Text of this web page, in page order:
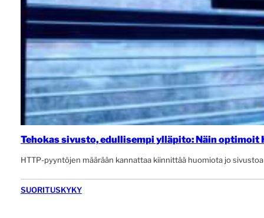
Tehokas sivusto, edullisempi ylläpito: Näin optimoit
HTTP-pyyntöjen määrään kannattaa kiinnittää huomiota jo
SUORITUSKYKY